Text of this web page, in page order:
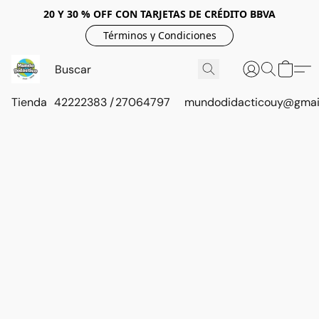
20 Y 30 % OFF CON TARJETAS DE CRÉDITO BBVA
Términos y Condiciones
Tienda 42222383 / 27064797